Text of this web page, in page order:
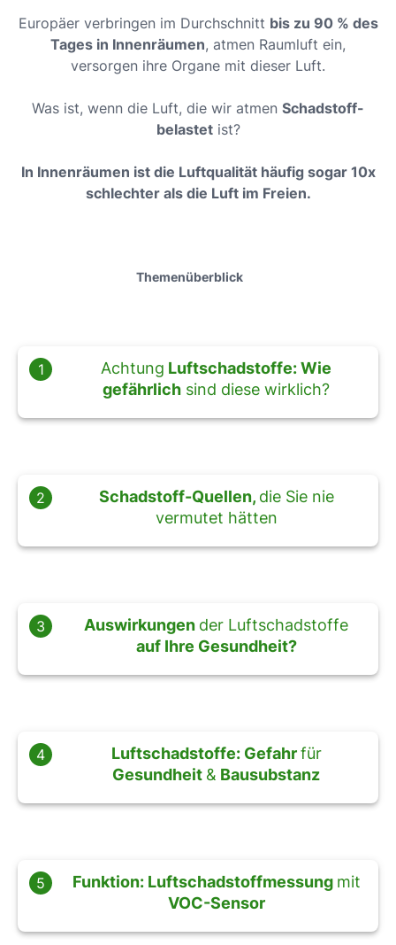
Europäer verbringen im Durchschnitt bis zu 90 % des
Tages in Innenräumen, atmen Raumluft ein,
versorgen ihre Organe mit dieser Luft.
Was ist, wenn die Luft, die wir atmen Schadstoff-
belastetist?
In Innenräumen ist die Luftqualität häufig sogar 10x
schlechter als die Luft im Freien.
Themenüberblick
1 Achtung Luftschadstoffe: Wie
gefährlich sind diese wirklich?
2 Schadstoff-Quellen, die Sie nie
vermutet hätten
3 Auswirkungen der Luftschadstoffe
auf Ihre Gesundheit?
4 Luftschadstoffe: Gefahrfür
Gesundheit & Bausubstanz
5 Funktion:Luftschadstoffmessung mit
VOC-Sensor